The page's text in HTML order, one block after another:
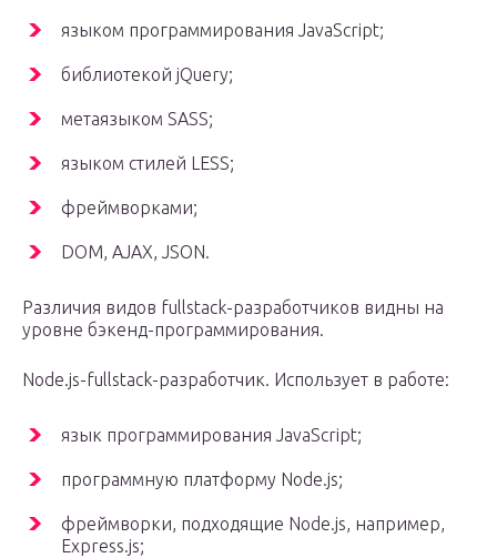
языком программирования JavaScript;
библиотекой jQuery;
метаязыком SASS;
языком стилей LESS;
фреймворками;
DOM, AJAX, JSON.
Различия видов fullstack-разработчиков видны на
уровне бэкенд-программирования.
Node.js-fullstack-разработчик. Использует в работе:
язык программирования JavaScript;
программную платформу Node.js;
фреймворки, подходящие Node.js, например,
Express.js;